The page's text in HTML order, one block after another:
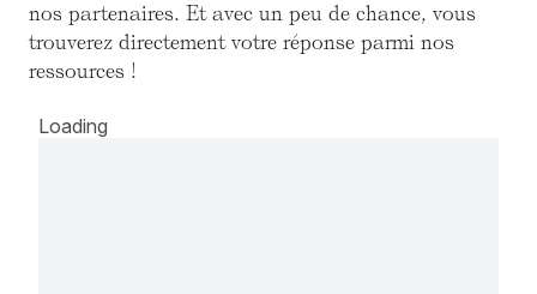
nos partenaires. Et avec un peu de chance, vous
trouverez directement votre réponse parmi nos
ressources !